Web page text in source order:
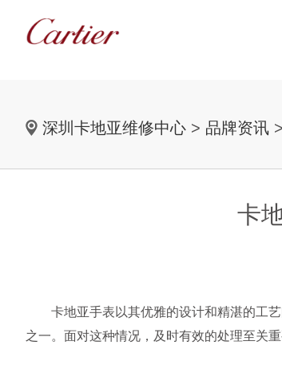
深圳卡地亚维修中心 > 品牌资讯 >
卡
卡地亚手表以其优雅的设计和精湛的工艺
之一。面对这种情况，及时有效的处理至关重